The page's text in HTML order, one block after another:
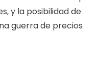
y la posibilidad de
guerra de precios